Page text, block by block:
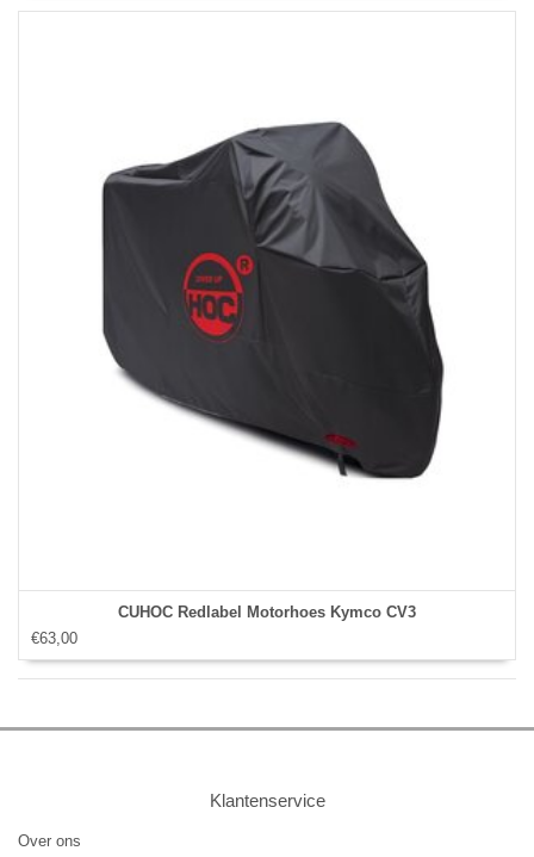
CUHOC Redlabel Motorhoes Kymco CV3
€63,00
Klantenservice
Over ons